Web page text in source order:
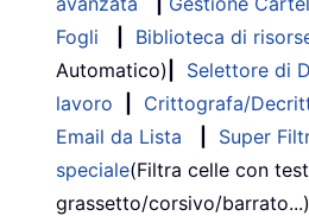
Fogli
Biblioteca di
Automatico)
Selettore di
lavoro
Crittografa/
Email da Lista
Super
speciale(Filtra celle con
grassetto/corsivo/